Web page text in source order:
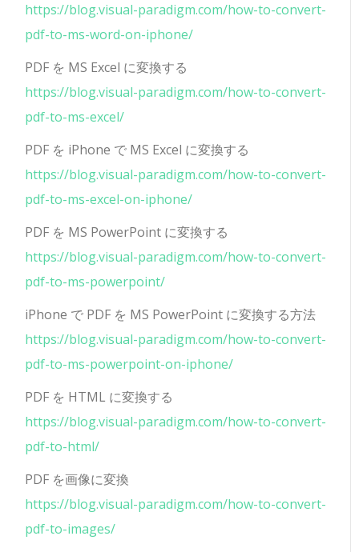
https://blog.visual-paradigm.com/how-to-convert-
pdf-to-ms-word-on-iphone/
PDF を MS Excel に変換する
https://blog.visual-paradigm.com/how-to-convert-
pdf-to-ms-excel/
PDF を iPhone で MS Excel に変換する
https://blog.visual-paradigm.com/how-to-convert-
pdf-to-ms-excel-on-iphone/
PDF を MS PowerPoint に変換する
https://blog.visual-paradigm.com/how-to-convert-
pdf-to-ms-powerpoint/
iPhone で PDF を MS PowerPoint に変換する方法
https://blog.visual-paradigm.com/how-to-convert-
pdf-to-ms-powerpoint-on-iphone/
PDF を HTML に変換する
https://blog.visual-paradigm.com/how-to-convert-
pdf-to-html/
PDF を画像に変換
https://blog.visual-paradigm.com/how-to-convert-
pdf-to-images/